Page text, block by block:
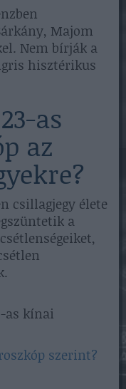
Majom
Nem bírják a
hisztérikus
as
az
csillagjegy élete
a
as kínai
szerint?